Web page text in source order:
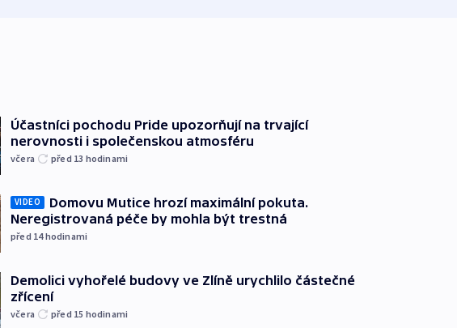
Účastníci pochodu Pride upozorňují na trvající
nerovnosti i společenskou atmosféru
včera před 13 hodinami
VIDEO
Domovu Mutice hrozí maximální pokuta.
Neregistrovaná péče by mohla být trestná
před 14hodinami
Demolici vyhořelé budovy ve Zlíně urychlilo částečné
zřícení
včera před 15 hodinami